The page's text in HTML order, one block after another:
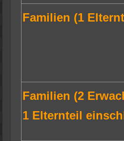
Familien (1
Familien (2
1 Elternteil